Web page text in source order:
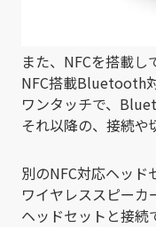
また、NFCを搭載し
NFC搭載Bluetooth
ワンタッチで、
それ以降の、接続や
別のNFC対応ヘッド
ワイヤレススピー
ヘッドセットと接続